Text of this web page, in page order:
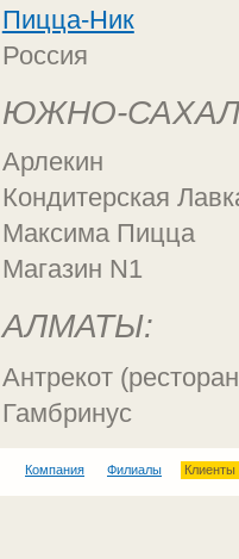
Пицца-Ник
Россия
ЮЖНО-
Арлекин
Кондитерская
Максима Пицца
Магазин N1
АЛМАТЫ:
Антрекот
Гамбринус
Компания Филиалы Клиенты